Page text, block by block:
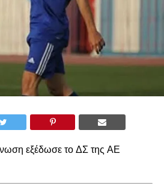
εξέδωσε το ΔΣ της ΑΕ